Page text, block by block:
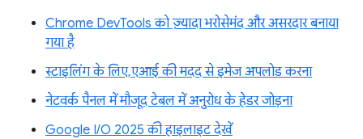
Chrome DevTools को ज़्यादा भरोसेमंद और असरदार बनाया
गया है
स्टाइलिंग के लिए, एआई की मदद से इमेज अपलोड करना
नेटवर्क पैनल में मौजूद टेबल में अनुरोध के हेडर जोड़ना
Google I/O 2025 की हाइलाइट देखें